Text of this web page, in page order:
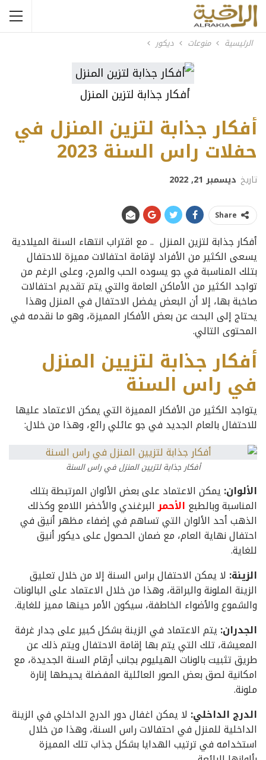
الرئيسية منوعات ديكور
أفكار جذابة لتزين المنزل
أفكار جذابة لتزين المنزل في
حفلات راس السنة 2023
تاريخ ديسمبر 21, 2022
Share
أفكار جذابة لتزين المنزل .. مع اقتراب انتهاء السنة الميلادية
يسعى الكثير من الأفراد لإقامة احتفالات مميزة للاحتفال
بتلك المناسبة في جو يسوده الحب والمرح، وعلى الرغم من
تواجد الكثير من الأماكن العامة والتي يتم تقديم احتفالات
صاخبة بها، إلا أن البعض يفضل الاحتفال في المنزل وهذا
يحتاج إلى البحث عن بعض الأفكار المميزة، وهو ما نقدمه في
المحتوى التالي.
أفكار جذابة لتزيين المنزل
في راس السنة
يتواجد الكثير من الأفكار المميزة التي يمكن الاعتماد عليها
للاحتفال بالعام الجديد في جو عائلي رائع، وهذا من خلال:
أفكار جذابة لتزيين المنزل في راس السنة
الألوان: يمكن الاعتماد على بعض الألوان المرتبطة بتلك
المناسبة وبالطبع الأحمرالبرغندي والأخضر اللامع وكذلك
الذهب أحد الألوان التي تساهم في إضفاء مظهر أنيق في
احتفال نهاية العام، مع ضمان الحصول على ديكور أنيق
للغاية.
الزينة: لا يمكن الاحتفال براس السنة إلا من خلال تعليق
الزينة الملونة والبراقة، وهذا من خلال الاعتماد على البالونات
والشموع والأضواء الخاطفة، سيكون الأمر حينها مميز للغاية.
الجدران: يتم الاعتماد في الزينة بشكل كبير على جدار غرفة
المعيشة، تلك التي يتم بها إقامة الاحتفال ويتم ذلك عن
طريق تثبيت بالونات الهيليوم بجانب أرقام السنة الجديدة، مع
امكانية لصق بعض الصور العائلية المفضلة يحيطها إنارة
ملونة.
الدرج الداخلي: لا يمكن اغفال دور الدرج الداخلي في الزينة
الداخلية للمنزل في احتفالات راس السنة، وهذا من خلال
استخدامه في ترتيب الهدايا بشكل جذاب تلك المميزة